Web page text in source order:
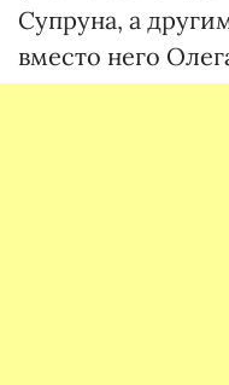
Супруна, а
вместо него